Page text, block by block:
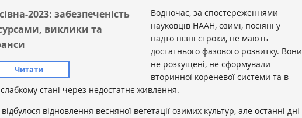
2023: забезпеченість
виклики та
Читати
Водночас, за спостереженнями
науковців НААН, озимі, посіяні у
надто пізні строки, не мають
достатнього фазового розвитку. Вони
не розкущені, не сформували
вторинної кореневої системи та в
слабкому стані через недостатнє живлення.
відновлення весняної вегетації озимих культур, але останні дні